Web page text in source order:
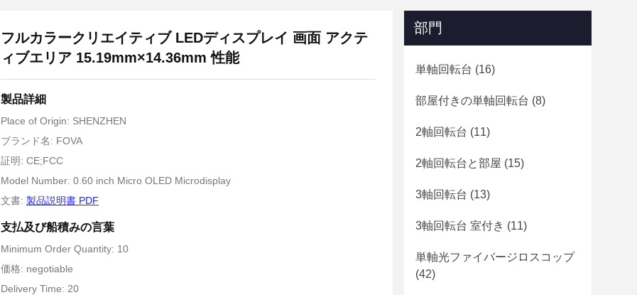
フルカラークリエイティブ LEDディスプレイ 画面 アクテ
ィブエリア 15.19mm×14.36mm 性能
製品詳細
Place of Origin: SHENZHEN
ブランド名: FOVA
証明: CE;FCC
Model Number: 0.60 inch Micro OLED Microdisplay
文書: 製品説明書 PDF
支払及び船積みの言葉
Minimum Order Quantity: 10
価格: negotiable
Delivery Time: 20
部門
単軸回転台 (16)
部屋付きの単軸回転台 (8)
2軸回転台 (11)
2軸回転台と部屋 (15)
3軸回転台 (13)
3軸回転台 室付き (11)
単軸光ファイバージロスコップ
(42)